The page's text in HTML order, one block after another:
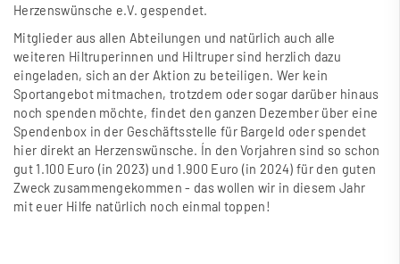
Herzenswünsche e.V. gespendet.
Mitglieder aus allen Abteilungen und natürlich auch alle
weiteren Hiltruperinnen und Hiltruper sind herzlich dazu
eingeladen, sich an der Aktion zu beteiligen. Wer kein
Sportangebot mitmachen, trotzdem oder sogar darüber hinaus
noch spenden möchte, findet den ganzen Dezember über eine
Spendenbox in der Geschäftsstelle für Bargeld oder spendet
hier direkt an Herzenswünsche. Ín den Vorjahren sind so schon
gut 1.100 Euro (in 2023) und 1.900 Euro (in 2024) für den guten
Zweck zusammengekommen - das wollen wir in diesem Jahr
mit euer Hilfe natürlich noch einmal toppen!